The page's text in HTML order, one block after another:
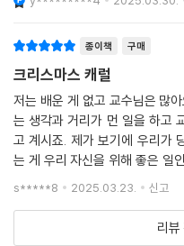
종이책 구매
크리스마스 캐럴
저는 배운 게 없고 교수님은 많
는 생각과 거리가 먼 일을 하고
고 계시죠. 제가 보기에 우리가
는 게 우리 자신을 위해 좋은 일
지 말씀드려도 될까요?”“그래.”
s*****8 2025.03.23. 신고
리뷰